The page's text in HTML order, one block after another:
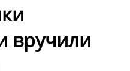
вручили